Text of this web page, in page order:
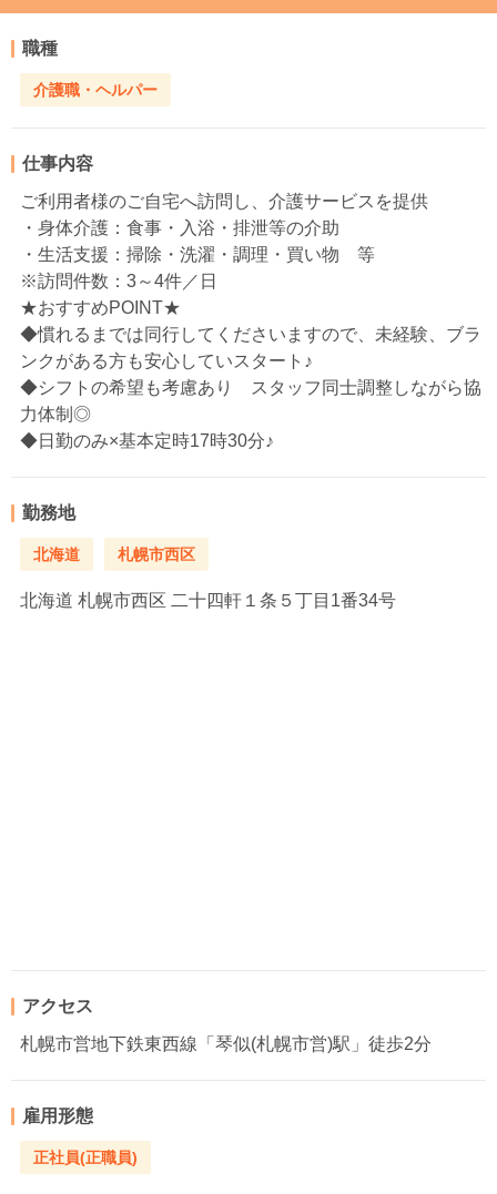
職種
介護職・ヘルパー
仕事内容
ご利用者様のご自宅へ訪問し、介護サービスを提供
・身体介護：食事・入浴・排泄等の介助
・生活支援：掃除・洗濯・調理・買い物 等
※訪問件数：3～4件／日
★おすすめPOINT★
◆慣れるまでは同行してくださいますので、未経験、ブラ
ンクがある方も安心していスタート♪
◆シフトの希望も考慮あり スタッフ同士調整しながら協
力体制◎
◆日勤のみ×基本定時17時30分♪
勤務地
北海道 札幌市西区
北海道 札幌市西区 二十四軒１条５丁目1番34号
アクセス
札幌市営地下鉄東西線「琴似(札幌市営)駅」徒歩2分
雇用形態
正社員(正職員)